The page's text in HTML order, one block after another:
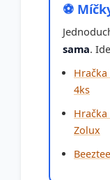
⚽
sama.
4ks
Zolux